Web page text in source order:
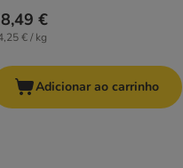
€
€ / kg
Adicionar ao carrinho